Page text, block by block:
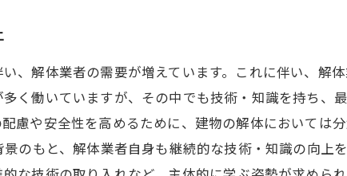
、解体業者の需要が増えています。これに伴い、解
く働いていますが、その中でも技術・知識を持ち、
慮や安全性を高めるために、建物の解体においては
景のもと、解体業者自身も継続的な技術・知識の向上